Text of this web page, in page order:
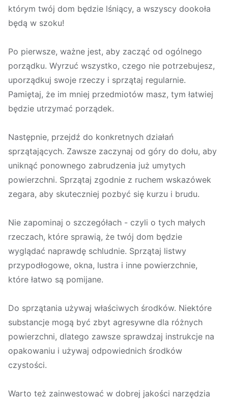
którym twój dom będzie lśniący, a wszyscy dookoła
będą w szoku!
Po pierwsze, ważne jest, aby zacząć od ogólnego
porządku. Wyrzuć wszystko, czego nie potrzebujesz,
uporządkuj swoje rzeczy i sprzątaj regularnie.
Pamiętaj, że im mniej przedmiotów masz, tym łatwiej
będzie utrzymać porządek.
Następnie, przejdź do konkretnych działań
sprzątających. Zawsze zaczynaj od góry do dołu, aby
uniknąć ponownego zabrudzenia już umytych
powierzchni. Sprzątaj zgodnie z ruchem wskazówek
zegara, aby skuteczniej pozbyć się kurzu i brudu.
Nie zapominaj o szczegółach - czyli o tych małych
rzeczach, które sprawią, że twój dom będzie
wyglądać naprawdę schludnie. Sprzątaj listwy
przypodłogowe, okna, lustra i inne powierzchnie,
które łatwo są pomijane.
Do sprzątania używaj właściwych środków. Niektóre
substancje mogą być zbyt agresywne dla różnych
powierzchni, dlatego zawsze sprawdzaj instrukcje na
opakowaniu i używaj odpowiednich środków
czystości.
Warto też zainwestować w dobrej jakości narzędzia